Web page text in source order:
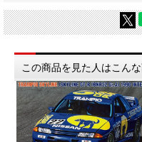
この商品を見た人はこん